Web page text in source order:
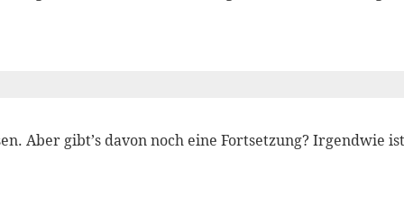
Aber gibt’s davon noch eine Fortsetzung? Irgendwie